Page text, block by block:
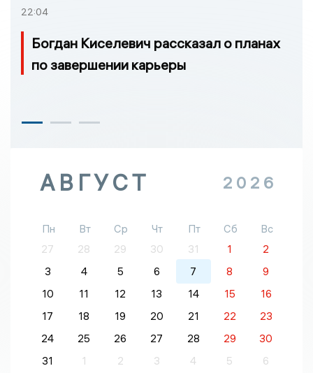
22:04
Богдан Киселевич рассказал о планах
по завершении карьеры
АВГУСТ 2026
Пн Вт Ср Чт Пт Сб
Вс
27
28 29 30 31 1
2
3
4 5 6 7 8
9
10
11 12 13 14 15
16
17
18 19 20 21 22
23
24
25 26 27 28 29
30
31
1 2 3 4 5 6